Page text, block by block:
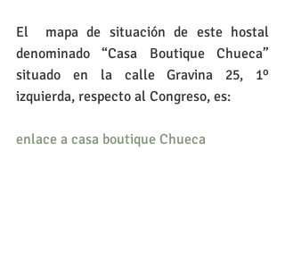
El  mapa de situación de este hostal
denominado “Casa Boutique Chueca”
situado en la calle Gravina 25, 1º
izquierda, respecto al Congreso, es:
enlace a casa boutique Chueca